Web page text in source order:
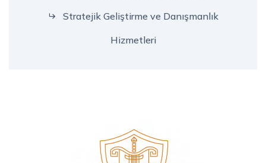
Stratejik Geliştirme ve Danışmanlık
Hizmetleri